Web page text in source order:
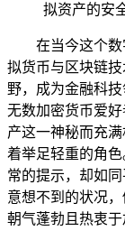
拟资产的安
在当今这个
拟货币与区块链
野，成为金融科
无数加密货币爱
产这一神秘而充
着举足轻重的角色
常的提示，却如
意想不到的状况
朝气蓬勃且热衷